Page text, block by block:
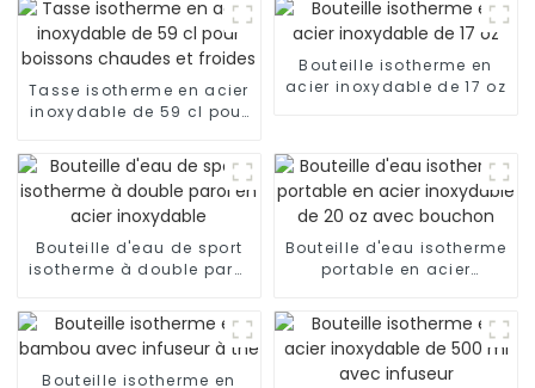
Tasse isotherme en acier
inoxydable de 59 cl pour
froides
Bouteille isotherme en
acier inoxydable de 17 oz
Bouteille d'eau de sport
isotherme à double paroi
Bouteille d'eau isotherme
portable en acier
bouchon
Bouteille isotherme en